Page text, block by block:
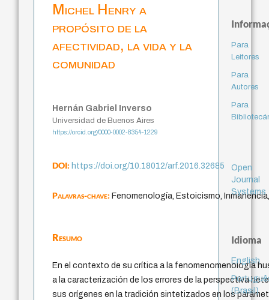
Michel Henry a
propósito de la
afectividad, la vida y la
comunidad
Hernán Gabriel Inverso
Universidad de Buenos Aires
https://orcid.org/0000-0002-8354-1229
DOI:https://doi.org/10.18012/arf.2016.32685
Palavras-chave:Fenomenología, Estoicismo,
Resumo
En el contexto de su crítica a la fenomenomenología
a la caracterización de los errores de la perspectiva
sus orígenes en la tradición sintetizados en los
Para
Leitores
Para
Autores
Para
Open
Journal
Systems
Idioma
English
(Brasil)